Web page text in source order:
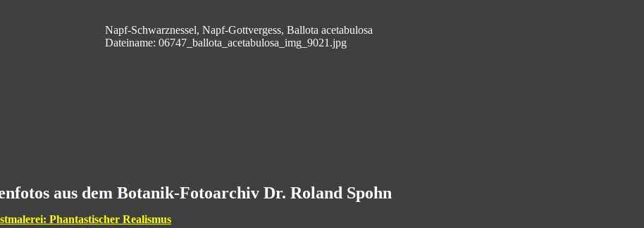
Napf-Schwarznessel, Napf-Gottvergess, Ballota acetabulosa
Dateiname: 06747_ballota_acetabulosa_img_9021.jpg
aus dem Botanik-Fotoarchiv Dr. Roland Spohn
Phantastischer Realismus